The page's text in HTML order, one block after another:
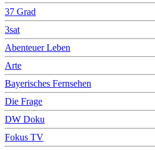
37 Grad
3sat
Abenteuer Leben
Arte
Bayerisches Fernsehen
Die Frage
DW Doku
Fokus TV